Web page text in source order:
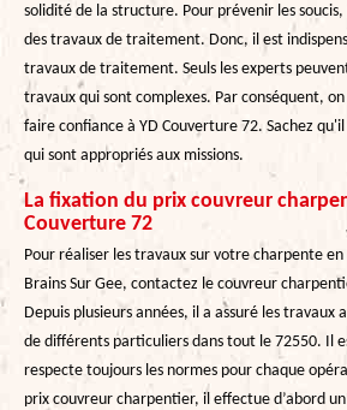
solidité de la structure. Pour prévenir les
des travaux de traitement. Donc, il est
travaux de traitement. Seuls les experts
travaux qui sont complexes. Par conséquent,
faire confiance à YD Couverture 72. Sachez
qui sont appropriés aux missions.
La fixation du prix couvreur
Couverture 72
Pour réaliser les travaux sur votre charpente
Brains Sur Gee, contactez le couvreur
Depuis plusieurs années, il a assuré les travaux
de différents particuliers dans tout le 72550. Il
respecte toujours les normes pour chaque
prix couvreur charpentier, il effectue d’abord